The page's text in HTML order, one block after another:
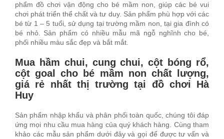
phẩm đồ chơi vận động cho bé mầm non, giúp các bé vui
chơi phát triển thể chất và tư duy. Sản phẩm phù hợp với các
bé từ 1 – 5 tuổi, sử dụng tại trường mầm non, tại gia đình có
bé nhỏ. Sản phẩm có nhiều mẫu mã ngỗ nghĩnh cho bé,
phối nhiều màu sắc đẹp và bắt mắt.
Mua hầm chui, cung chui, cột bóng rổ,
cột goal cho bé mầm non chất lượng,
giá rẻ nhất thị trường tại đồ chơi Hà
Huy
Sản phẩm nhập khẩu và phân phối toàn quốc, chúng tôi đáp
ứng mọi nhu cầu mua hàng của quý khách hàng. Cùng tham
khảo các mẫu sản phẩm dưới đây và gọi để được tư vấn và